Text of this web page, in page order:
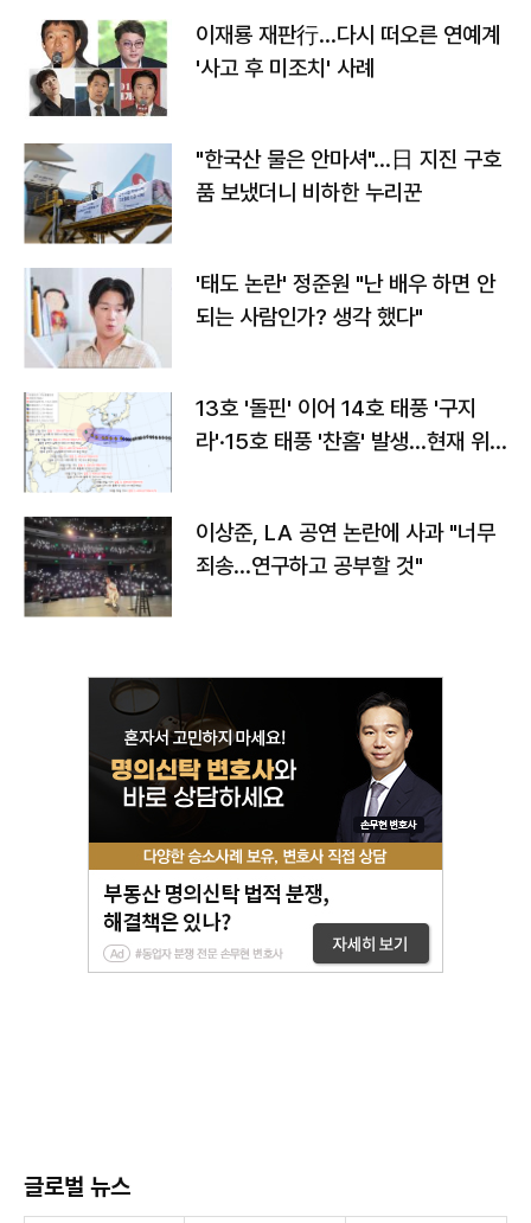
이재룡 재판行…다시 떠오른 연예계
'사고 후 미조치' 사례
"한국산 물은 안마셔"…日 지진 구호
품 보냈더니 비하한 누리꾼
'태도 논란' 정준원 "난 배우 하면 안
되는 사람인가? 생각 했다"
13호 '돌핀' 이어 14호 태풍 '구지
라'·15호 태풍 '찬홈' 발생…현재 위
이상준, LA 공연 논란에 사과 "너무
죄송…연구하고 공부할 것"
글로벌 뉴스